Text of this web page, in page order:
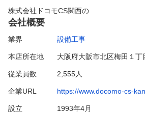
株式会社ドコモCS関西の
会社概要
業界 設備工事
本店所在地 大阪府大阪市北区梅田１丁
従業員数 2,555人
企業URL https://www.docomo-cs-
設立 1993年4月